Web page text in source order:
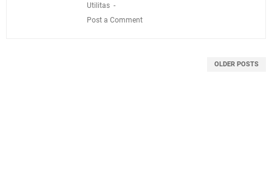
Utilitas
Post a Comment
OLDER POSTS